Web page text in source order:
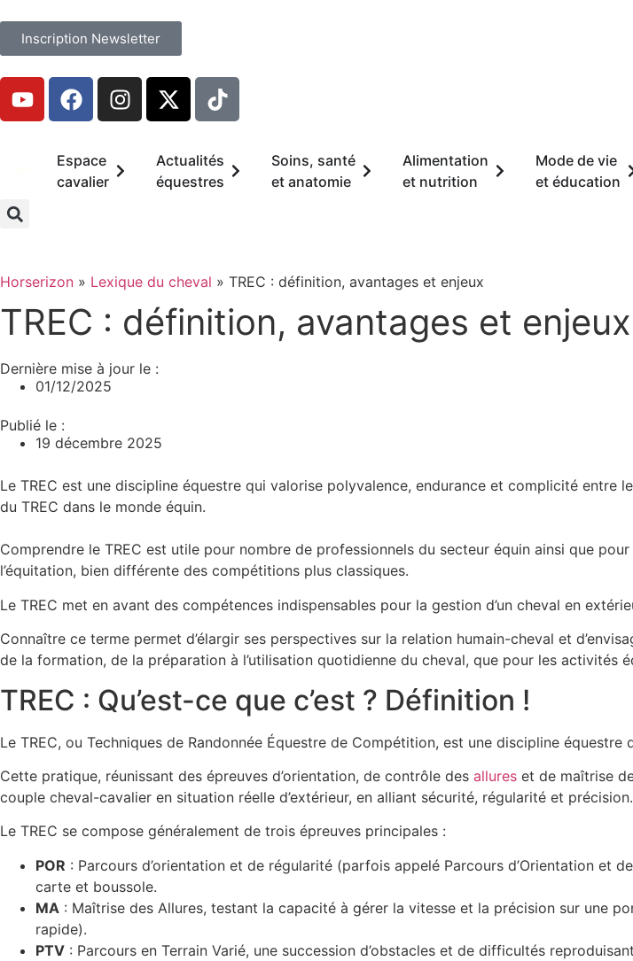
Inscription Newsletter
Espace
cavalier
Actualités
équestres
Soins, santé
et anatomie
Alimentation
et nutrition
Mode de vie
et éducation
Horserizon » Lexique du cheval » TREC : définition, avantages et enjeux
TREC : définition, avantages et enjeux
Dernière mise à jour le :
01/12/2025
Publié le :
19 décembre 2025
Le TREC est une discipline équestre qui valorise polyvalence, endurance et complicité
du TREC dans le monde équin.
Comprendre le TREC est utile pour nombre de professionnels du secteur équin ainsi que
l’équitation, bien différente des compétitions plus classiques.
Le TREC met en avant des compétences indispensables pour la gestion d’un cheval en
Connaître ce terme permet d’élargir ses perspectives sur la relation humain-cheval et
de la formation, de la préparation à l’utilisation quotidienne du cheval, que pour les activités
TREC : Qu’est-ce que c’est ? Définition !
Le TREC, ou Techniques de Randonnée Équestre de Compétition, est une discipline équestre
Cette pratique, réunissant des épreuves d’orientation, de contrôle des allures et de maîtrise
couple cheval-cavalier en situation réelle d’extérieur, en alliant sécurité, régularité et précision.
Le TREC se compose généralement de trois épreuves principales :
POR : Parcours d’orientation et de régularité (parfois appelé Parcours d’Orientation et
carte et boussole.
MA : Maîtrise des Allures, testant la capacité à gérer la vitesse et la précision sur une
rapide).
PTV : Parcours en Terrain Varié, une succession d’obstacles et de difficultés